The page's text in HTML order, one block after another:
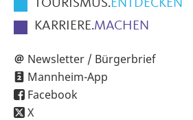
TOURISMUS.ENTDECKEN
KARRIERE.MACHEN
Newsletter / Bürgerbrief
Mannheim-App
Facebook
X